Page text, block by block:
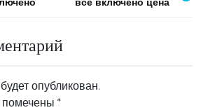
опубликован.
*